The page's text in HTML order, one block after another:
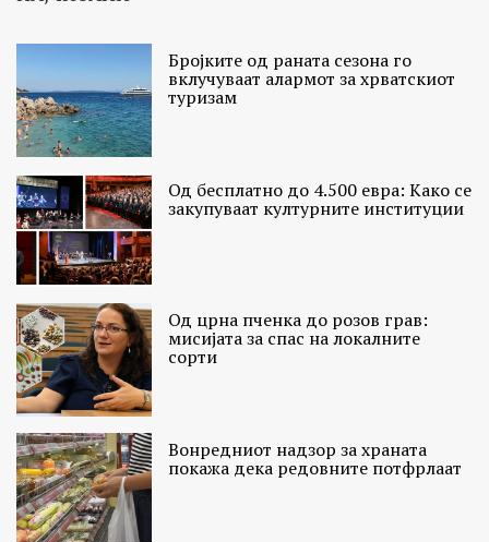
Бројките од раната сезона го
вклучуваат алармот за хрватскиот
туризам
Од бесплатно до 4.500 евра: Како се
закупуваат културните институции
Од црна пченка до розов грав:
мисијата за спас на локалните
сорти
Вонредниот надзор за храната
покажа дека редовните потфрлаат